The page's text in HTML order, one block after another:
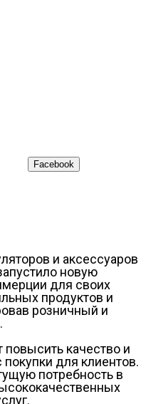
Facebook
и аксессуаров
новую
для своих
продуктов и
розничный и
качество и
для клиентов.
потребность в